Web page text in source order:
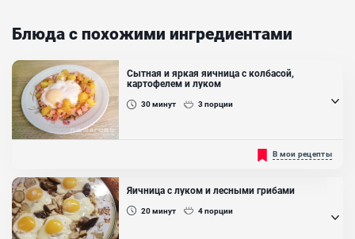
Блюда с похожими ингредиентами
Сытная и яркая яичница с колбасой,
картофелем и луком
30минут 3порции
В том, что из обычных и рядовых продуктов можно приготовить
красивое, яркое и вкусное блюдо, есть заслуга и знания кулинара,
который умеет играть вкусами и ароматами. Яичница с колбасой,
картофелем и луком — одно из таких. Оно вкусное, сытное, а для
завтрака — лучшего не пожелать. Такая яичница, благодаря
белкам, сразу утолит голод и надолго насытит....
Ингредиенты:
В мои рецепты
Яичница с луком и лесными грибами
20минут 4порции